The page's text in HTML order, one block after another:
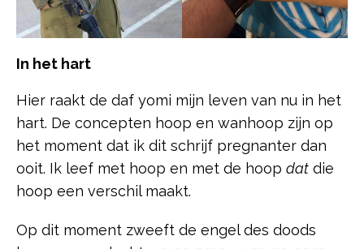
In het hart
Hier raakt de daf yomi mijn leven van nu in het
hart. De concepten hoop en wanhoop zijn op
het moment dat ik dit schrijf pregnanter dan
ooit. Ik leef met hoop en met de hoop dat die
hoop een verschil maakt.
Op dit moment zweeft de engel des doods